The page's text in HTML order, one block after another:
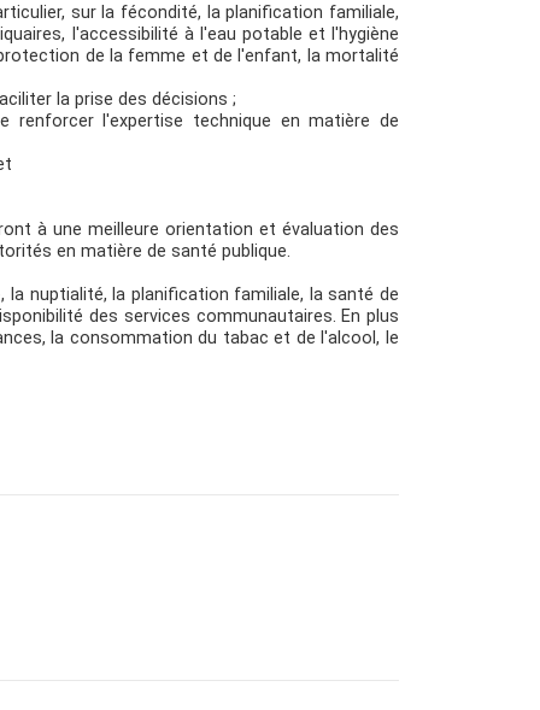
sur la fécondité, la planification familiale,
l'accessibilité à l'eau potable et l'hygiène
de la femme et de l'enfant, la mortalité
la prise des décisions ;
l'expertise technique en matière de
à une meilleure orientation et évaluation des
en matière de santé publique.
nuptialité, la planification familiale, la santé de
des services communautaires. En plus
la consommation du tabac et de l'alcool, le